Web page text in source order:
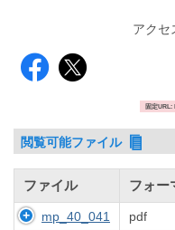
アクセ
固定URL:
閲覧可能ファイル
ファイル フォー
mp_40_041 pdf